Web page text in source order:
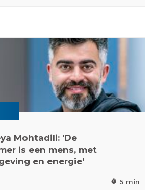
Mohtadili: 'De
is een mens, met
en energie'
timer 5 min